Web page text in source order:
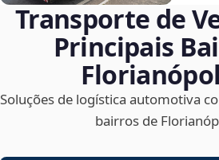
Transporte de
Principais
Soluções de logística automotiva
bairros de